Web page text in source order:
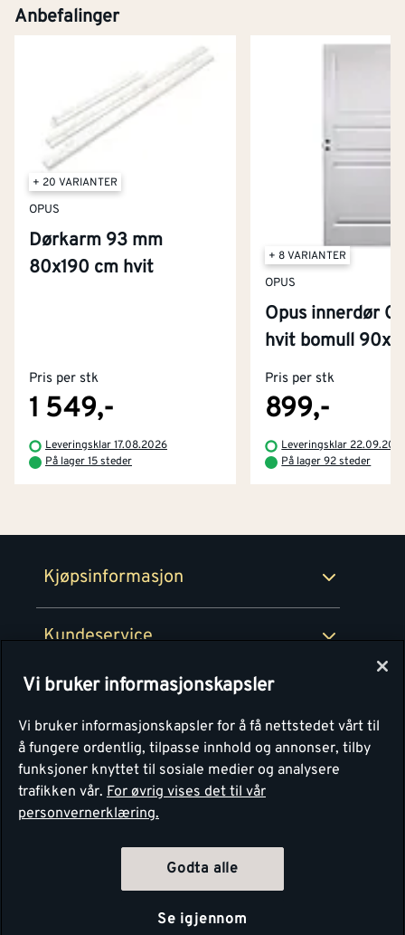
Anbefalinger
+ 20 VARIANTER
OPUS
Dørkarm 93 mm
80x190 cm hvit
Pris per stk
1 549,-
Leveringsklar 17.08.2026
På lager 15 steder
+ 8 VARIANTER
OPUS
Opus innerdør
hvit bomull
Pris per stk
899,-
Leveringsklar
På lager 92 steder
Kjøpsinformasjon
Kjøpsbetingelser
Retur- og angrerettsskjema
Kundeservice
Tjenester
Montér Klubb
Montér
Byggevarehus og åpningstider
Prismatch
Personvern
Vi bruker informasjonskapsler
Vi bruker informasjonskapsler for å få nettstedet vårt til
å fungere ordentlig, tilpasse innhold og annonser, tilby
funksjoner knyttet til sosiale medier og analysere
trafikken vår. For øvrig vises det til vår
personvernerklæring.
Godta alle
Se igjennom